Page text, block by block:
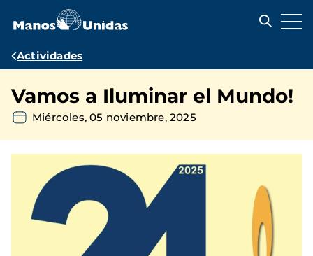
contenido
Ruta
navegación
Actividades
Vamos a Iluminar el Mundo!
Miércoles, 05 noviembre, 2025